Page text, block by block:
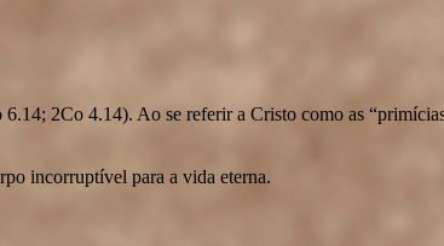
2Co 4.14). Ao se referir a Cristo como as
incorruptível para a vida eterna.